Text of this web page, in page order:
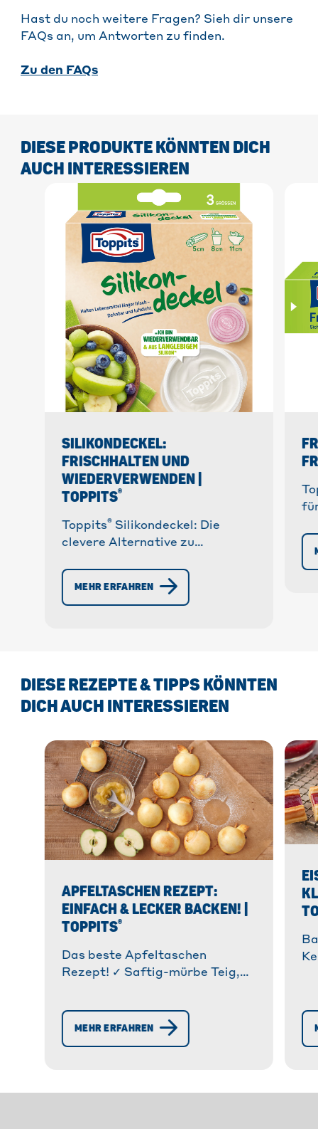
Hast du noch weitere Fragen? Sieh dir unsere
FAQs an, um Antworten zu finden.
Zu den FAQs
DIESE PRODUKTE KÖNNTEN DICH
AUCH INTERESSIEREN
SILIKONDECKEL:
FRISCHHALTEN UND
WIEDERVERWENDEN |
TOPPITS®
Toppits® Silikondeckel: Die
clevere Alternative zu
Wiederverwendbar & flexibel. ✓
Für Kühlschrank & Mikrowelle. »
MEHR ERFAHREN
DIESE REZEPTE & TIPPS KÖNNTEN
DICH AUCH INTERESSIEREN
APFELTASCHEN REZEPT:
EINFACH & LECKER BACKEN! |
TOPPITS®
Das beste Apfeltaschen
Rezept! ✓ Saftig-mürbe Teig,
Zubereitung. ✓ Schritt-für-
Schritt Anleitung + Tipps. »
Jetzt entdecken!
MEHR ERFAHREN